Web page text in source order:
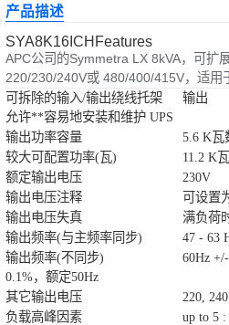
产品描述
SYA8K16ICHFeatures
APC公司的Symmetra LX 8kVA，可扩
220/230/240V或 480/400/415V，适用
可拆除的输入/输出绕线托架
允许**容易地安装和维护 UPS
输出
输出功率容量
5.6 K瓦
较大可配置功率(瓦)
11.2 K
额定输出电压
230V
输出电压注释
可设置
输出电压失真
满负荷
输出频率(与主频率同步)
47 - 63
输出频率(不同步)
60Hz
0.1%，额定50Hz
其它输出电压
220, 240
负载高峰因素
up to 5 :
德国阳光蓄电池
台达UPS电源
UPS电源蓄电池
EPS直流屏蓄电
池